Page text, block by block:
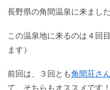
長野県の角間温泉に来ました
この温泉地に来るのは４回
ます）
前回は、３回とも角間荘さん
て、そちらもオススメです！